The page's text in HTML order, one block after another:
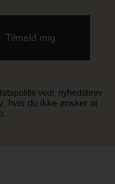
vedr. nyhedsbrev
hvis du ikke ønsker at